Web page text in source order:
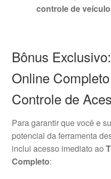
controle de
Bônus
Online
Controle de
Para garantir que você e
potencial da ferramenta
inclui acesso imediato ao
Completo: